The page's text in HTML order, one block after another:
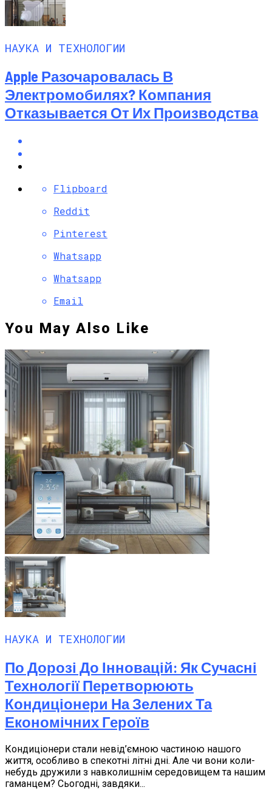
НАУКА И ТЕХНОЛОГИИ
Apple Разочаровалась В
Электромобилях? Компания
Отказывается От Их Производства
Flipboard
Reddit
Pinterest
Whatsapp
Whatsapp
Email
You May Also Like
НАУКА И ТЕХНОЛОГИИ
По Дорозі До Інновацій: Як Сучасні
Технології Перетворюють
Кондиціонери На Зелених Та
Економічних Героїв
Кондиціонери стали невід’ємною частиною нашого
життя, особливо в спекотні літні дні. Але чи вони коли-
небудь дружили з навколишнім середовищем та нашим
гаманцем? Сьогодні, завдяки...